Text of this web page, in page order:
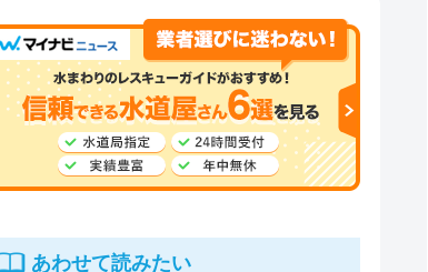
あわせて読みたい